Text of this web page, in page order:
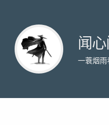
闻心
一蓑烟雨